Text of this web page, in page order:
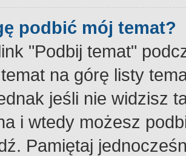
podbić mój temat?
"Podbij temat"
na górę listy
jeśli nie widzisz
i wtedy możesz
Pamiętaj